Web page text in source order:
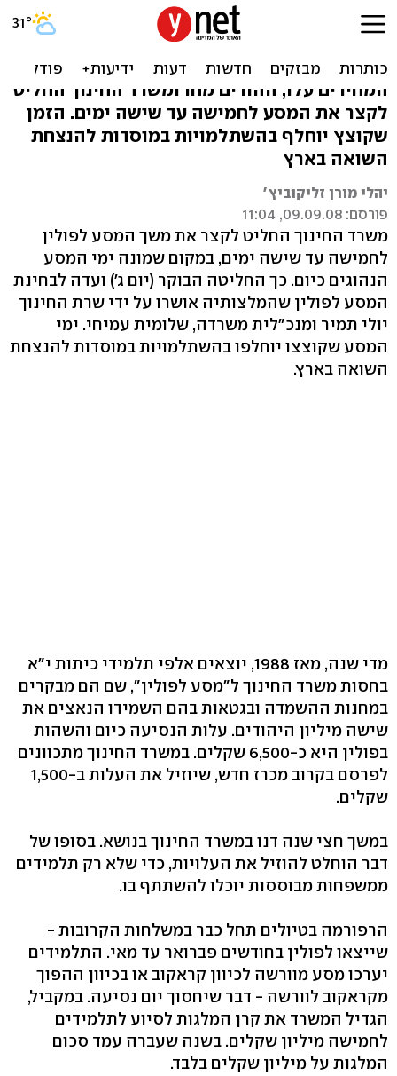
המחירים עלו - המסע לפולין
מתקצר ביומיים
המחירים עלו, ההורים מחו ומשרד החינוך החליט
לקצר את המסע לחמישה עד שישה ימים. הזמן
שקוצץ יוחלף בהשתלמויות במוסדות להנצחת
השואה בארץ
יהלי מורן זליקוביץ'
פורסם: 09.09.08, 11:04
משרד החינוך החליט לקצר את משך המסע לפולין
לחמישה עד שישה ימים, במקום שמונה ימי המסע
הנהוגים כיום. כך החליטה הבוקר (יום ג') ועדה לבחינת
המסע לפולין שהמלצותיה אושרו על ידי שרת החינוך
יולי תמיר ומנכ"לית משרדה, שלומית עמיחי. ימי
המסע שקוצצו יוחלפו בהשתלמויות במוסדות להנצחת
השואה בארץ.
מדי שנה, מאז 1988, יוצאים אלפי תלמידי כיתות י"א
בחסות משרד החינוך ל"מסע לפולין", שם הם מבקרים
במחנות ההשמדה ובגטאות בהם השמידו הנאצים את
שישה מיליון היהודים. עלות הנסיעה כיום והשהות
בפולין היא כ-6,500 שקלים. במשרד החינוך מתכוונים
לפרסם בקרוב מכרז חדש, שיוזיל את העלות ב-1,500
שקלים.
במשך חצי שנה דנו במשרד החינוך בנושא. בסופו של
דבר הוחלט להוזיל את העלויות, כדי שלא רק תלמידים
ממשפחות מבוססות יוכלו להשתתף בו.
הרפורמה בטיולים תחל כבר במשלחות הקרובות -
שייצאו לפולין בחודשים פברואר עד מאי. התלמידים
יערכו מסע מוורשה לכיוון קראקוב או בכיוון ההפוך
מקראקוב לוורשה - דבר שיחסוך יום נסיעה. במקביל,
הגדיל המשרד את קרן המלגות לסיוע לתלמידים
לחמישה מיליון שקלים. בשנה שעברה עמד סכום
המלגות על מיליון שקלים בלבד.